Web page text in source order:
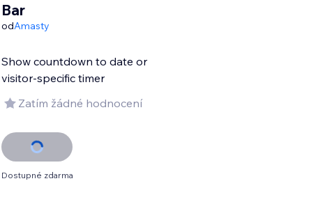
Bar
odAmasty
Show countdown to date or
visitor-specific timer
Zatím žádné hodnocení
Dostupné zdarma